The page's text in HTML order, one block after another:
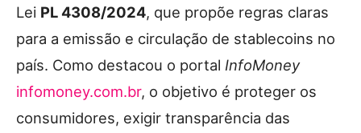
Lei PL 4308/2024, que propõe regras claras
para a emissão e circulação de stablecoins no
país. Como destacou o portal InfoMoney
infomoney.com.br, o objetivo é proteger os
consumidores, exigir transparência das